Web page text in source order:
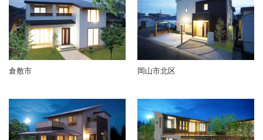
倉敷市 岡山市北区